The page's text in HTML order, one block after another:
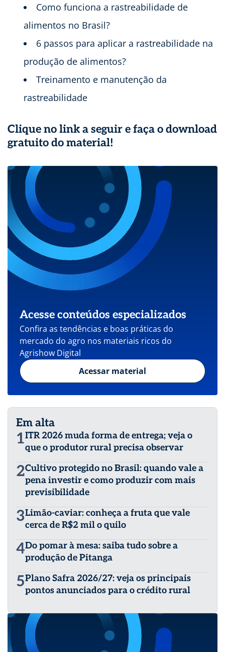
Como funciona a rastreabilidade de
alimentos no Brasil?
6 passos para aplicar a rastreabilidade na
produção de alimentos?
Treinamento e manutenção da
rastreabilidade
Clique no link a seguir e faça o download
gratuito do material!
Acesse conteúdos especializados
Confira as tendências e boas práticas do
mercado do agro nos materiais ricos do
Agrishow Digital
Acessar material
Em alta
1ITR 2026 muda forma de entrega; veja o
que o produtor rural precisa observar
2Cultivo protegido no Brasil: quando vale a
pena investir e como produzir com mais
previsibilidade
3Limão-caviar: conheça a fruta que vale
cerca de R$2 mil o quilo
4Do pomar à mesa: saiba tudo sobre a
produção de Pitanga
5Plano Safra 2026/27: veja os principais
pontos anunciados para o crédito rural